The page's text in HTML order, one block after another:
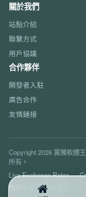
關於我們
站點介紹
聯繫方式
用戶協議
合作夥伴
開發者入駐
廣告合作
友情鏈接
Copyright 2026 翼騰軟體
所有。
Live Exchange Rates
預見天氣
郵編查詢